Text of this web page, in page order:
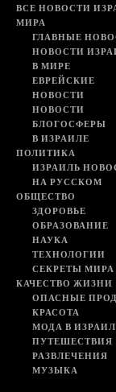
ВСЕ НОВОСТИ
МИРА
ГЛАВНЫЕ
НОВОСТИ
В МИРЕ
ЕВРЕЙСКИЕ
НОВОСТИ
НОВОСТИ
БЛОГОСФЕРЫ
В ИЗРАИЛЕ
ПОЛИТИКА
ИЗРАИЛЬ
НА РУССКОМ
ОБЩЕСТВО
ЗДОРОВЬЕ
ОБРАЗОВАНИЕ
НАУКА
ТЕХНОЛОГИИ
СЕКРЕТЫ МИРА
КАЧЕСТВО ЖИЗНИ
ОПАСНЫЕ
КРАСОТА
МОДА В
ПУТЕШЕСТВИЯ
РАЗВЛЕЧЕНИЯ
МУЗЫКА